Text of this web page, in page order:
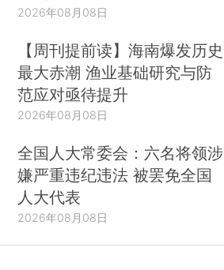
2026年08月08日
【周刊提前读】海南爆发历史
最大赤潮 渔业基础研究与防
范应对亟待提升
2026年08月08日
全国人大常委会：六名将领涉
嫌严重违纪违法 被罢免全国
人大代表
2026年08月08日